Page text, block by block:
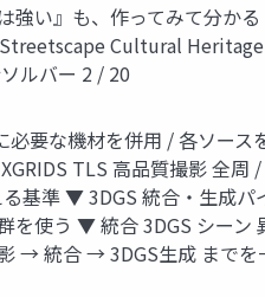
い』も、作ってみて分か
Cultural
ルバー 2 / 20
要な機材を併用 / 各ソー
TLS 高品質撮影 全
基準 ▼ 3DGS 統合・生成
使う ▼ 統合 3DGS シー
→ 統合 → 3DGS生成 まで